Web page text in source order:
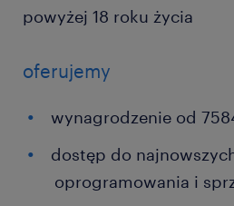
powyżej 18 roku życia
oferujemy
wynagrodzenie od
dostęp do
oprogramowania i